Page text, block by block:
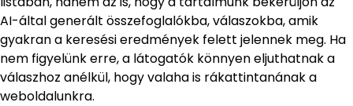
AI-által generált összefoglalókba, válaszokba, amik
gyakran a keresési eredmények felett jelennek meg. Ha
nem figyelünk erre, a látogatók könnyen eljuthatnak a
válaszhoz anélkül, hogy valaha is rákattintanának a
weboldalunkra.